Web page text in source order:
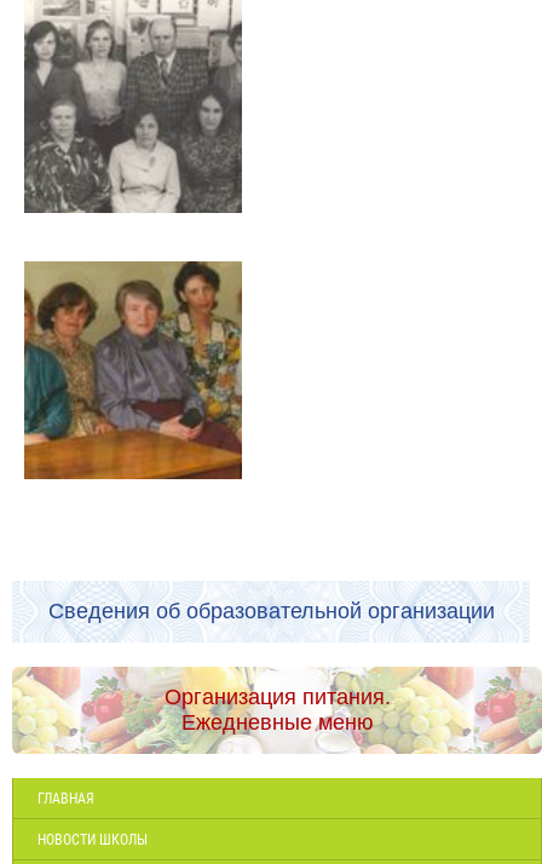
Сведения об образовательной организации
Организация питания.
Ежедневные меню
ГЛАВНАЯ
НОВОСТИ ШКОЛЫ